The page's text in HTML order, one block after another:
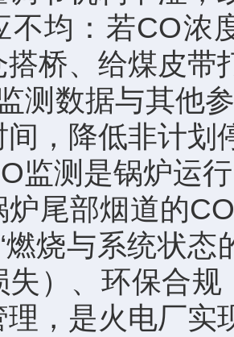
不均：若CO浓
搭桥、给煤皮
测数据与其他
间，降低非计划
监测是锅炉运
炉尾部烟道的
燃烧与系统状
失）、环保合
理，是火电厂